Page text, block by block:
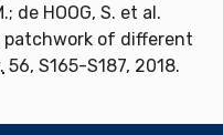
de HOOG, S. et al.
patchwork of different
56, S165-S187, 2018.